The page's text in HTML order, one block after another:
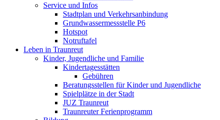
Service und Infos
Stadtplan und Verkehrsanbindung
Grundwassermessstelle P6
Hotspot
Notruftafel
Leben in Traunreut
Kinder, Jugendliche und Familie
Kindertagesstätten
Gebühren
Beratungsstellen für Kinder und Jugendliche
Spielplätze in der Stadt
JUZ Traunreut
Traunreuter Ferienprogramm